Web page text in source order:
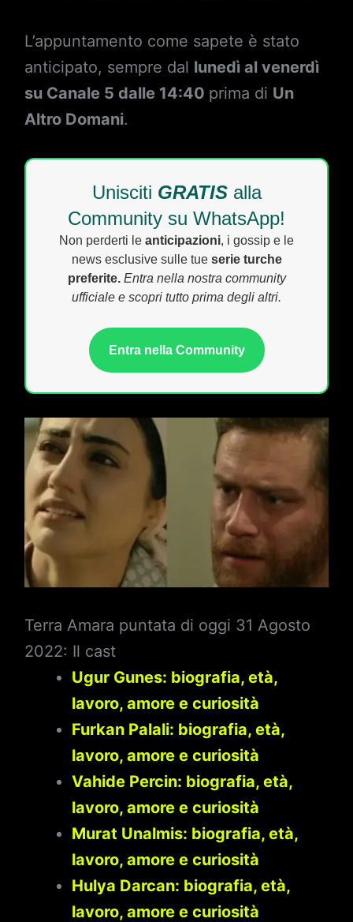
L’appuntamento come sapete è stato
anticipato, sempre dal lunedì al venerdì
su Canale 5 dalle 14:40 prima di Un
Altro Domani.
Unisciti GRATISalla
Community su WhatsApp!
Non perderti le anticipazioni, i gossip e le
news esclusive sulle tue serie turche
preferite. Entra nella nostra community
ufficiale e scopri tutto prima degli altri.
Entra nella Community
Terra Amara puntata di oggi 31 Agosto
2022: Il cast
Ugur Gunes: biografia, età,
lavoro, amore e curiosità
Furkan Palali: biografia, età,
lavoro, amore e curiosità
Vahide Percin: biografia, età,
lavoro, amore e curiosità
Murat Unalmis: biografia, età,
lavoro, amore e curiosità
Hulya Darcan: biografia, età,
lavoro, amore e curiosità